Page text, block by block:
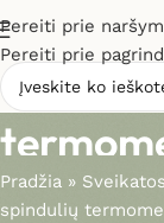
Pereiti prie
Pereiti prie
Pradžia »
spindulių